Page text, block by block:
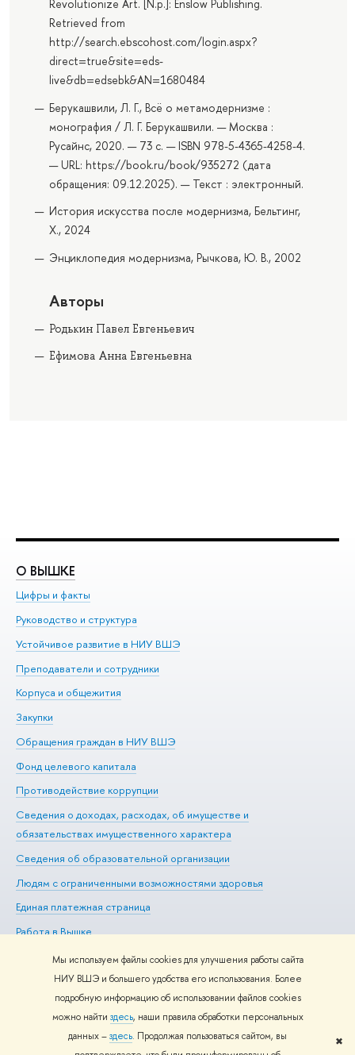
Мы используем файлы cookies для улучшения работы сайта
НИУ ВШЭ и большего удобства его использования. Более
подробную информацию об использовании файлов cookies
можно найти здесь, наши правила обработки персональных
данных –здесь. Продолжая пользоваться сайтом, вы
✖
Revolutionize Art. [N.p.]: Enslow Publishing.
Retrieved from
http://search.ebscohost.com/login.aspx?
direct=true&site=eds-
live&db=edsebk&AN=1680484
Берукашвили, Л. Г., Всё о метамодернизме :
монография / Л. Г. Берукашвили. — Москва :
Русайнс, 2020. — 73 с. — ISBN 978-5-4365-4258-4.
— URL: https://book.ru/book/935272 (дата
обращения: 09.12.2025). — Текст : электронный.
История искусства после модернизма, Бельтинг,
Х., 2024
Энциклопедия модернизма, Рычкова, Ю. В., 2002
Авторы
Родькин Павел Евгеньевич
Ефимова Анна Евгеньевна
О ВЫШКЕ
Цифры и факты
Руководство и структура
Устойчивое развитие в НИУ ВШЭ
Преподаватели и сотрудники
Корпуса и общежития
Закупки
Обращения граждан в НИУ ВШЭ
Фонд целевого капитала
Противодействие коррупции
Сведения о доходах, расходах, об имуществе и
обязательствах имущественного характера
Сведения об образовательной организации
Людям с ограниченными возможностями здоровья
Единая платежная страница
Работа в Вышке
Редактору
© НИУ ВШЭ 1993–2026 Адреса и контакты Условия
использования материалов Политика конфиденциальности
Карта